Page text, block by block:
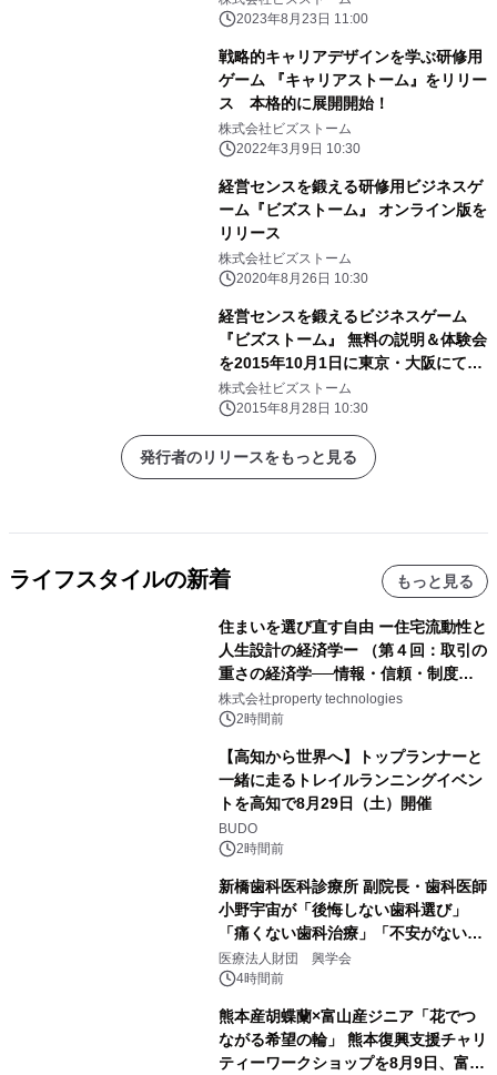
2023年8月23日 11:00
戦略的キャリアデザインを学ぶ研修用
ゲーム 『キャリアストーム』をリリー
ス 本格的に展開開始！
株式会社ビズストーム
2022年3月9日 10:30
経営センスを鍛える研修用ビジネスゲ
ーム『ビズストーム』 オンライン版を
リリース
株式会社ビズストーム
2020年8月26日 10:30
経営センスを鍛えるビジネスゲーム
『ビズストーム』 無料の説明＆体験会
を2015年10月1日に東京・大阪にて開
催！
株式会社ビズストーム
2015年8月28日 10:30
発行者のリリースをもっと見る
ライフスタイルの新着 もっと見る
住まいを選び直す自由 ー住宅流動性と
人生設計の経済学ー （第４回：取引の
重さの経済学──情報・信頼・制度を
PropTechはどう組み替えるか）｜
PropTech-Lab
株式会社property technologies
2時間前
【高知から世界へ】トップランナーと
一緒に走るトレイルランニングイベン
トを高知で8月29日（土）開催
BUDO
2時間前
新橋歯科医科診療所 副院長・歯科医師
小野宇宙が「後悔しない歯科選び」
「痛くない歯科治療」「不安がない治
療計画」をテーマに専門監修
医療法人財団 興学会
4時間前
熊本産胡蝶蘭×富山産ジニア「花でつ
ながる希望の輪」 熊本復興支援チャリ
ティーワークショップを8月9日、富